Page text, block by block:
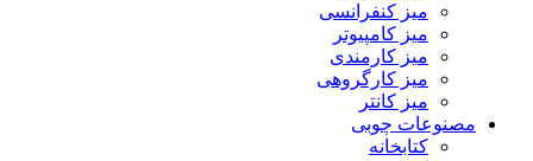
میز کنفرانسی
میز کامپیوتر
میز کارمندی
میز کارگروهی
میز کانتر
مصنوعات چوبی
کتابخانه